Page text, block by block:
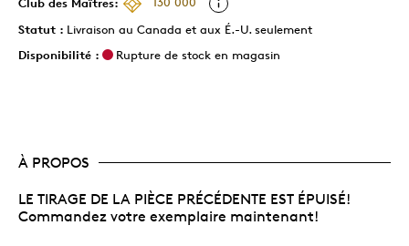
Statut : Livraison au Canada et aux É.-U. seulement
Disponibilité :
Rupture de stock en magasin
À PROPOS
LE TIRAGE DE LA PIÈCE PRÉCÉDENTE EST ÉPUISÉ!
Commandez votre exemplaire maintenant!